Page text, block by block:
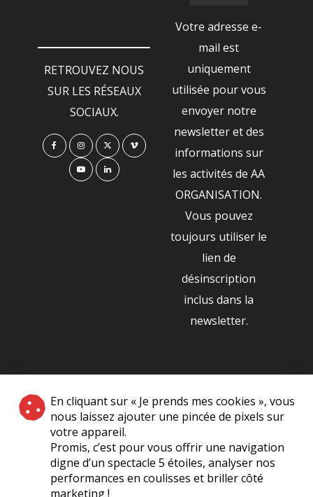
En cliquant sur « Je prends mes cookies », vous
nous laissez ajouter une pincée de pixels sur
votre appareil.
Promis, c’est pour vous offrir une navigation
digne d’un spectacle 5 étoiles, analyser nos
performances en coulisses et briller côté
marketing !
RETROUVEZ NOUS
SUR LES RÉSEAUX
SOCIAUX.
Votre adresse e-
mail est
uniquement
utilisée pour vous
envoyer notre
newsletter et des
informations sur
les activités de AA
ORGANISATION.
Vous pouvez
toujours utiliser le
lien de
désinscription
inclus dans la
newsletter.
NOS PARTENAIRES
|